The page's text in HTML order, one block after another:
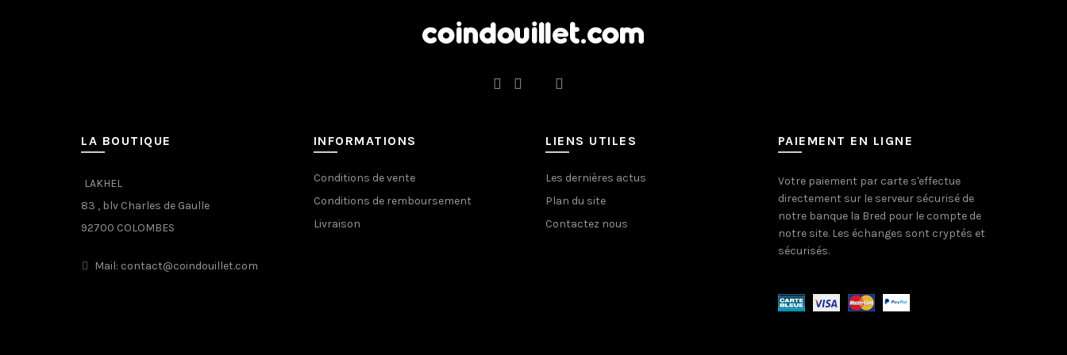
LA BOUTIQUE
LAKHEL
83 , blv Charles de Gaulle
92700 COLOMBES
Mail: contact@coindouillet.com
INFORMATIONS
Conditions de vente
Conditions de remboursement
Livraison
LIENS UTILES
Les dernières actus
Plan du site
Contactez nous
PAIEMENT EN LIGNE
Votre paiement par carte s'effectue
directement sur le serveur sécurisé de
notre banque la Bred pour le compte de
notre site. Les échanges sont cryptés et
sécurisés.